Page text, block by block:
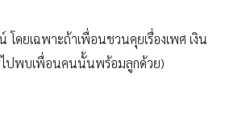
ดยเฉพาะถ้าเพื่อนชวนคุยเรื่องเพศ เงิน
ไปพบเพื่อนคนนั้นพร้อมลูกด้วย)